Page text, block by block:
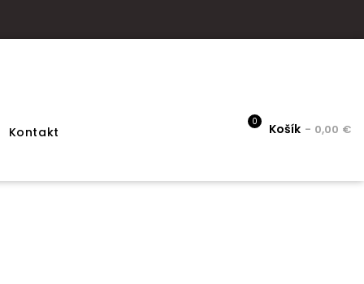
0 Košík - 0,00 €
Kontakt